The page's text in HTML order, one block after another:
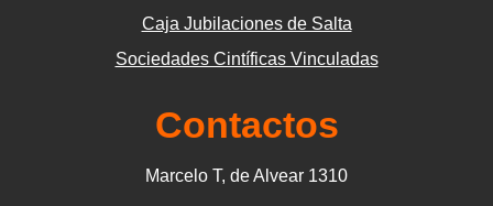
Caja Jubilaciones de Salta
Sociedades Cintíficas Vinculadas
Contactos
Marcelo T, de Alvear 1310